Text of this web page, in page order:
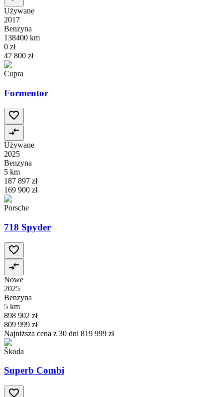
Używane
2017
Benzyna
138400 km
0 zł
47 800 zł
Cupra
Formentor
Używane
2025
Benzyna
5 km
187 897 zł
169 900 zł
Porsche
718 Spyder
Nowe
2025
Benzyna
5 km
898 902 zł
809 999 zł
Najniższa cena z 30 dni 819 999 zł
Škoda
Superb Combi